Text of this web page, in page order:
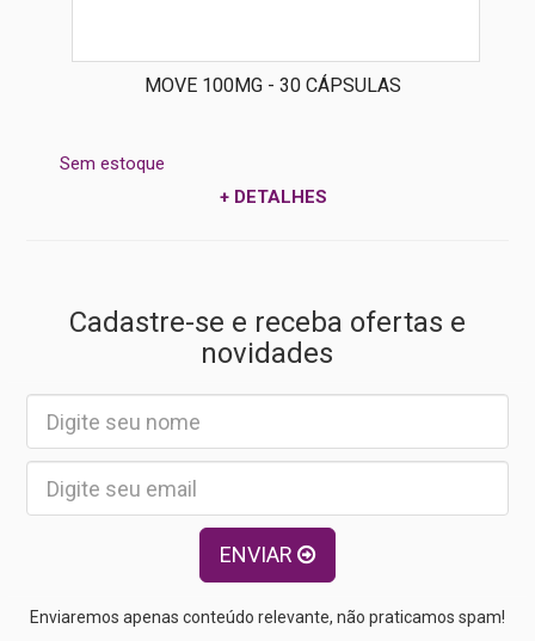
MOVE 100MG - 30 CÁPSULAS
Sem estoque
+ DETALHES
Cadastre-se e receba ofertas e
novidades
ENVIAR
Enviaremos apenas conteúdo relevante, não praticamos spam!